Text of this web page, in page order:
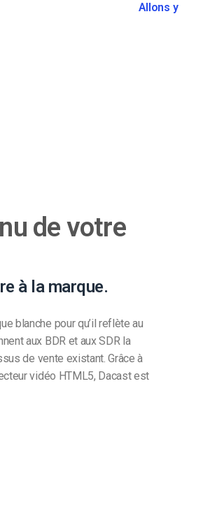
Allons y
de votre
à la marque.
blanche pour qu’il reflète au
aux BDR et aux SDR la
de vente existant. Grâce à
vidéo HTML5, Dacast est